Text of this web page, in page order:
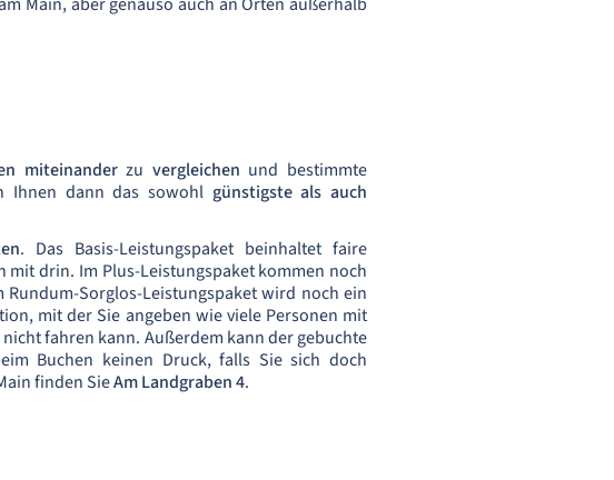
miteinanderzu vergleichen und bestimmte
Ihnen dann das sowohl günstigste als auch
. Das Basis-Leistungspaket beinhaltet faire
drin. Im Plus-Leistungspaket kommen noch
Sorglos-Leistungspaket wird noch ein
mit der Sie angeben wie viele Personen mit
fahren kann. Außerdem kann der gebuchte
Buchen keinen Druck, falls Sie sich doch
finden SieAm Landgraben 4.